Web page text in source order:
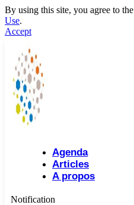
By using this site, you agree to the
Use.
Accept
Agenda
Articles
A propos
Notification